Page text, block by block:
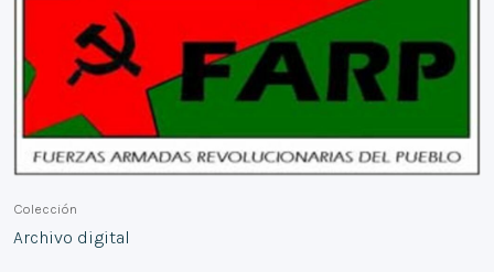
Colección
Archivo digital